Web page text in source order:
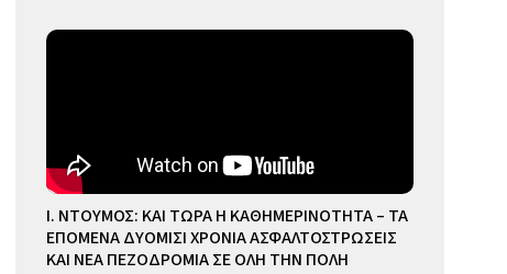
Ι. ΝΤΟΥΜΟΣ: ΚΑΙ ΤΩΡΑ Η ΚΑΘΗΜΕΡΙΝΟΤΗΤΑ – ΤΑ
ΕΠΟΜΕΝΑ ΔΥΟΜΙΣΙ ΧΡΟΝΙΑ ΑΣΦΑΛΤΟΣΤΡΩΣΕΙΣ
ΚΑΙ ΝΕΑ ΠΕΖΟΔΡΟΜΙΑ ΣΕ ΟΛΗ ΤΗΝ ΠΟΛΗ